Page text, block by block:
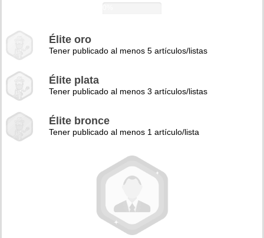
Élite oro
Tener publicado al menos 5 artículos/listas
Élite plata
Tener publicado al menos 3 artículos/listas
Élite bronce
Tener publicado al menos 1 artículo/lista